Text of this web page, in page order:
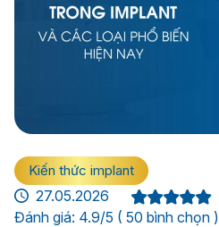
Kiến thức implant
27.05.2026
Đánh giá: 4.9/5 ( 50 bình chọn )